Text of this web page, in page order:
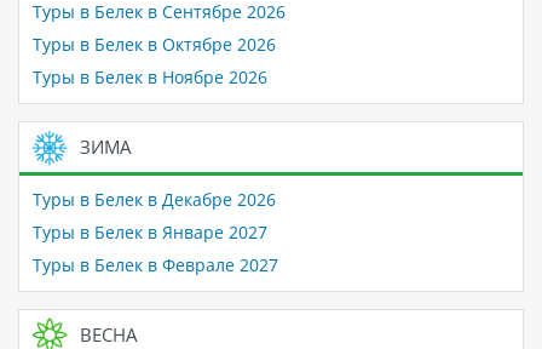
Туры в Белек в Сентябре 2026
Туры в Белек в Октябре 2026
Туры в Белек в Ноябре 2026
ЗИМА
Туры в Белек в Декабре 2026
Туры в Белек в Январе 2027
Туры в Белек в Феврале 2027
ВЕСНА